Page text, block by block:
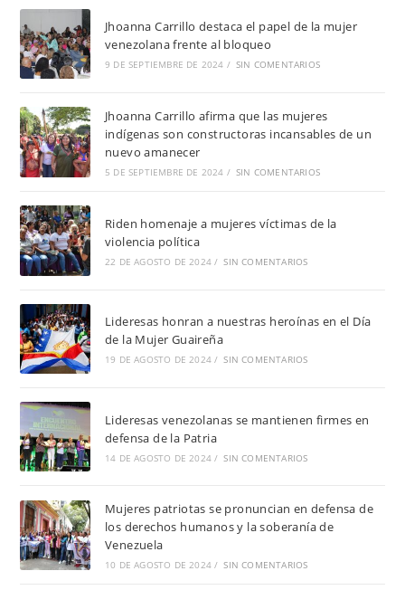
Jhoanna Carrillo destaca el papel de la mujer
venezolana frente al bloqueo
9 DE SEPTIEMBRE DE 2024 / SIN COMENTARIOS
Jhoanna Carrillo afirma que las mujeres
indígenas son constructoras incansables de un
nuevo amanecer
5 DE SEPTIEMBRE DE 2024 / SIN COMENTARIOS
Riden homenaje a mujeres víctimas de la
violencia política
22 DE AGOSTO DE 2024 / SIN COMENTARIOS
Lideresas honran a nuestras heroínas en el Día
de la Mujer Guaireña
19 DE AGOSTO DE 2024 / SIN COMENTARIOS
Lideresas venezolanas se mantienen firmes en
defensa de la Patria
14 DE AGOSTO DE 2024 / SIN COMENTARIOS
Mujeres patriotas se pronuncian en defensa de
los derechos humanos y la soberanía de
Venezuela
10 DE AGOSTO DE 2024 / SIN COMENTARIOS